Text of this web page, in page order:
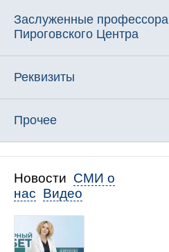
Заслуженные профессора
Пироговского Центра
Реквизиты
Прочее
Новости СМИ о
нас Видео